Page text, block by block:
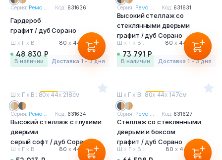
Серия: Ремо ... Код: 631636
Гардероб
графит / дуб Сорано
Ш х Г х В : 80 х44 218 см
48 830 Р
в наличии Доставка 1 - 3 дня
Серия: Ремо ... Код: 631631
Высокий стеллаж со
стеклянными дверьми
графит / дуб Сорано
Ш х Г х В : 80 х 44 218 см
73 791 Р
в наличии Доставка 1 - 3 дня
Ш х Г х В : 80х 44х 218см
Серия: Ремо ... Код: 631634
Высокий стеллаж с глухими
дверьми
серый софт / дуб Сорано
Ш х Г х В : 80 х44 218 см
Ш х Г х В : 80х 44х 147см
Серия: Ремо ... Код: 631627
Стеллаж со стеклянными
дверьми и боксом
графит / дуб Сорано
Ш х Г х В : 80 х 44 147 см